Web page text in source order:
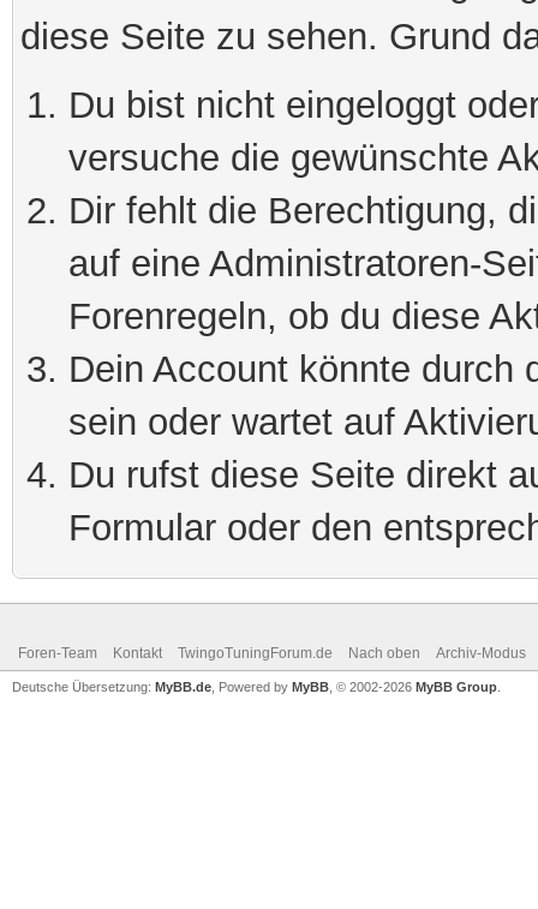
diese Seite zu sehen. Grund
Du bist nicht eingeloggt
versuche die gewünschte
Dir fehlt die Berechtigung,
auf eine Administratoren-
Forenregeln, ob du diese
Dein Account könnte durch
sein oder wartet auf
Du rufst diese Seite direkt
Formular oder den
Foren-Team Kontakt TwingoTuningForum.de Nach oben Archiv-Modus
Deutsche Übersetzung: MyBB.de , Powered by MyBB , © 2002-2026 MyBB Group